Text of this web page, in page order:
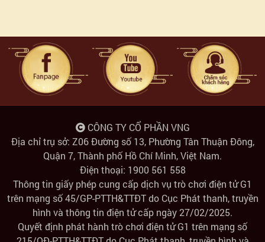
CÔNG TY CỔ PHẦN VNG
Địa chỉ trụ sở: Z06 Đường số 13, Phường Tân Thuận Đông,
Quận 7, Thành phố Hồ Chí Minh, Việt Nam.
Điện thoại: 1900 561 558
Thông tin giấy phép cung cấp dịch vụ trò chơi điện tử G1
trên mạng số 45/GP-PTTH&TTĐT do Cục Phát thanh, truyền
hình và thông tin điện tử cấp ngày 27/02/2025.
Quyết định phát hành trò chơi điện tử G1 trên mạng số